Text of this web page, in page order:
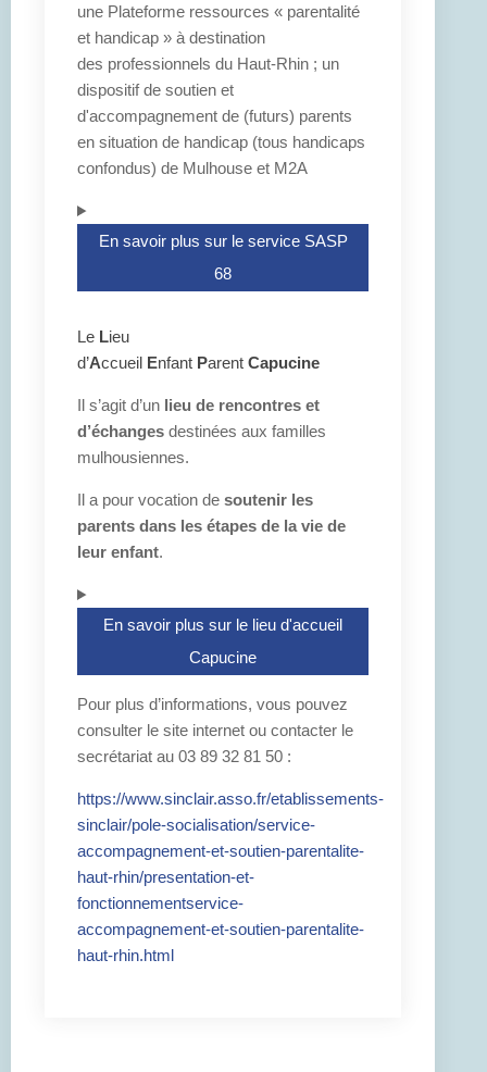
une Plateforme ressources « parentalité
et handicap » à destination
des professionnels du Haut-Rhin ; un
dispositif de soutien et
d'accompagnement de (futurs) parents
en situation de handicap (tous handicaps
confondus) de Mulhouse et M2A
En savoir plus sur le service SASP
68
Le Lieu
d’Accueil Enfant Parent Capucine
Il s’agit d’un lieu de rencontres et
d’échanges destinées aux familles
mulhousiennes.
Il a pour vocation de soutenir les
parents dans les étapes de la vie de
leur enfant.
En savoir plus sur le lieu d'accueil
Capucine
Pour plus d’informations, vous pouvez
consulter le site internet ou contacter le
secrétariat au 03 89 32 81 50 :
https://www.sinclair.asso.fr/etablissements-
sinclair/pole-socialisation/service-
accompagnement-et-soutien-parentalite-
haut-rhin/presentation-et-
fonctionnementservice-
accompagnement-et-soutien-parentalite-
haut-rhin.html